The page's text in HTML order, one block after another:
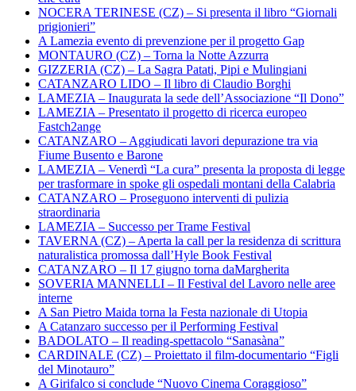
NOCERA TERINESE (CZ) – Si presenta il libro “Giornali
prigionieri”
A Lamezia evento di prevenzione per il progetto Gap
MONTAURO (CZ) – Torna la Notte Azzurra
GIZZERIA (CZ) – La Sagra Patati, Pipi e Mulingiani
CATANZARO LIDO – Il libro di Claudio Borghi
LAMEZIA – Inaugurata la sede dell’Associazione “Il Dono”
LAMEZIA – Presentato il progetto di ricerca europeo
Fastch2ange
CATANZARO – Aggiudicati lavori depurazione tra via
Fiume Busento e Barone
LAMEZIA – Venerdì “La cura” presenta la proposta di legge
per trasformare in spoke gli ospedali montani della Calabria
CATANZARO – Proseguono interventi di pulizia
straordinaria
LAMEZIA – Successo per Trame Festival
TAVERNA (CZ) – Aperta la call per la residenza di scrittura
naturalistica promossa dall’Hyle Book Festival
CATANZARO – Il 17 giugno torna daMargherita
SOVERIA MANNELLI – Il Festival del Lavoro nelle aree
interne
A San Pietro Maida torna la Festa nazionale di Utopia
A Catanzaro successo per il Performing Festival
BADOLATO – Il reading-spettacolo “Sanasàna”
CARDINALE (CZ) – Proiettato il film-documentario “Figli
del Minotauro”
A Girifalco si conclude “Nuovo Cinema Coraggioso”